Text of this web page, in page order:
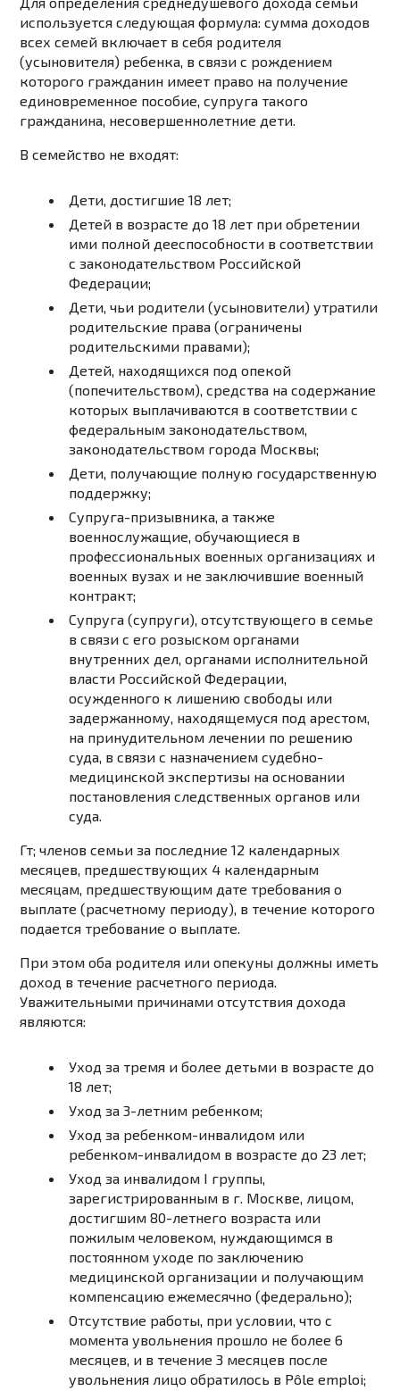
используется следующая формула: сумма доходов
всех семей включает в себя родителя
(усыновителя) ребенка, в связи с рождением
которого гражданин имеет право на получение
единовременное пособие, супруга такого
гражданина, несовершеннолетние дети.
В семейство не входят:
Дети, достигшие 18 лет;
Детей в возрасте до 18 лет при обретении
ими полной дееспособности в соответствии
с законодательством Российской
Федерации;
Дети, чьи родители (усыновители) утратили
родительские права (ограничены
родительскими правами);
Детей, находящихся под опекой
(попечительством), средства на содержание
которых выплачиваются в соответствии с
федеральным законодательством,
законодательством города Москвы;
Дети, получающие полную государственную
поддержку;
Супруга-призывника, а также
военнослужащие, обучающиеся в
профессиональных военных организациях и
военных вузах и не заключившие военный
контракт;
Супруга (супруги), отсутствующего в семье
в связи с его розыском органами
внутренних дел, органами исполнительной
власти Российской Федерации,
осужденного к лишению свободы или
задержанному, находящемуся под арестом,
на принудительном лечении по решению
суда, в связи с назначением судебно-
медицинской экспертизы на основании
постановления следственных органов или
суда.
Гт; членов семьи за последние 12 календарных
месяцев, предшествующих 4 календарным
месяцам, предшествующим дате требования о
выплате (расчетному периоду), в течение которого
подается требование о выплате.
При этом оба родителя или опекуны должны иметь
доход в течение расчетного периода.
Уважительными причинами отсутствия дохода
являются:
Уход за тремя и более детьми в возрасте до
18 лет;
Уход за 3-летним ребенком;
Уход за ребенком-инвалидом или
ребенком-инвалидом в возрасте до 23 лет;
Уход за инвалидом I группы,
зарегистрированным в г. Москве, лицом,
достигшим 80-летнего возраста или
пожилым человеком, нуждающимся в
постоянном уходе по заключению
медицинской организации и получающим
компенсацию ежемесячно (федерально);
Отсутствие работы, при условии, что с
момента увольнения прошло не более 6
месяцев, и в течение 3 месяцев после
увольнения лицо обратилось в Pôle emploi;